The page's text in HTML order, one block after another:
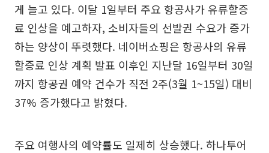
게 늘고 있다. 이달 1일부터 주요 항공사가 유류할증
료 인상을 예고하자, 소비자들의 선발권 수요가 증가
하는 양상이 뚜렷했다. 네이버쇼핑은 항공사의 유류
할증료 인상 계획 발표 이후인 지난달 16일부터 30일
까지 항공권 예약 건수가 직전 2주(3월 1~15일) 대비
37% 증가했다고 밝혔다.
주요 여행사의 예약률도 일제히 상승했다. 하나투어